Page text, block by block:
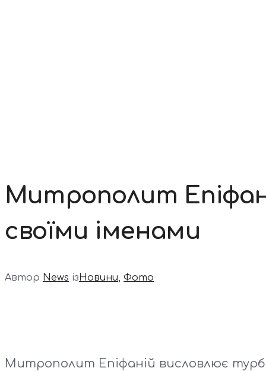
Митрополит
своїми іменами
Автор News ізНовини, Фото
Митрополит Епіфаній висловлює